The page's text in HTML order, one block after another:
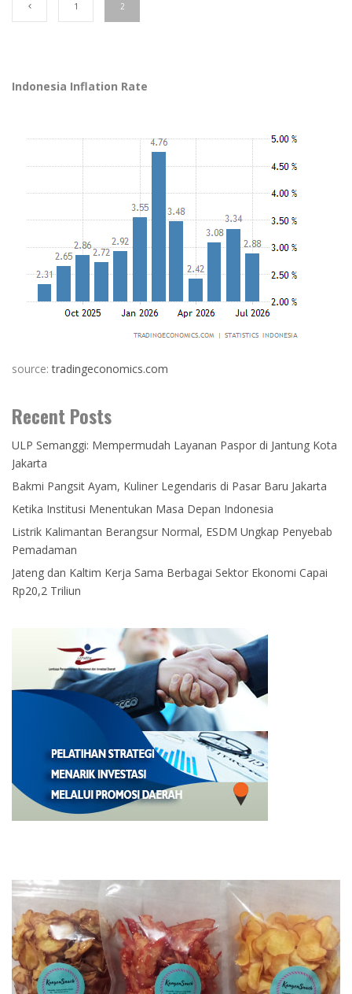
1 2
Indonesia Inflation Rate
source:tradingeconomics.com
Recent Posts
ULP Semanggi: Mempermudah Layanan Paspor di Jantung Kota
Jakarta
Bakmi Pangsit Ayam, Kuliner Legendaris di Pasar Baru Jakarta
Ketika Institusi Menentukan Masa Depan Indonesia
Listrik Kalimantan Berangsur Normal, ESDM Ungkap Penyebab
Pemadaman
Jateng dan Kaltim Kerja Sama Berbagai Sektor Ekonomi Capai
Rp20,2 Triliun